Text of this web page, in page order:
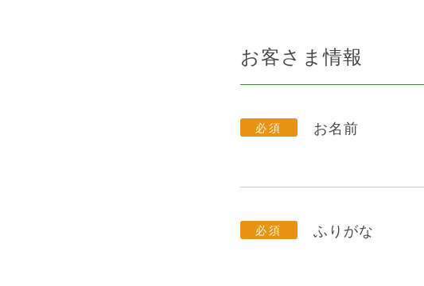
お客さま情報
お名前
ふりがな